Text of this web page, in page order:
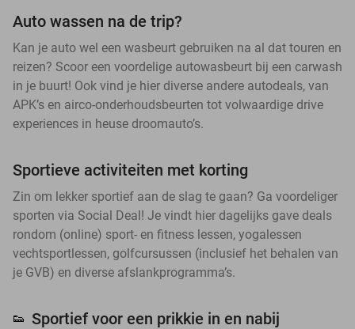
Auto wassen na de trip?
Kan je auto wel een wasbeurt gebruiken na al dat touren en
reizen? Scoor een voordelige autowasbeurt bij een carwash
in je buurt! Ook vind je hier diverse andere autodeals, van
APK’s en airco-onderhoudsbeurten tot volwaardige drive
experiences in heuse droomauto’s.
Sportieve activiteiten met korting
Zin om lekker sportief aan de slag te gaan? Ga voordeliger
sporten via Social Deal! Je vindt hier dagelijks gave deals
rondom (online) sport- en fitness lessen, yogalessen
vechtsportlessen, golfcursussen (inclusief het behalen van
je GVB) en diverse afslankprogramma’s.
👟 Sportief voor een prikkie in en nabij